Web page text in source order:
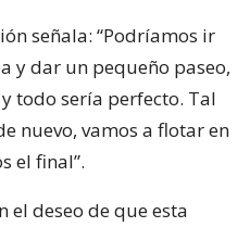
señala: “Podríamos ir
y dar un pequeño paseo,
todo sería perfecto. Tal
nuevo, vamos a flotar en
el final”.
el deseo de que esta